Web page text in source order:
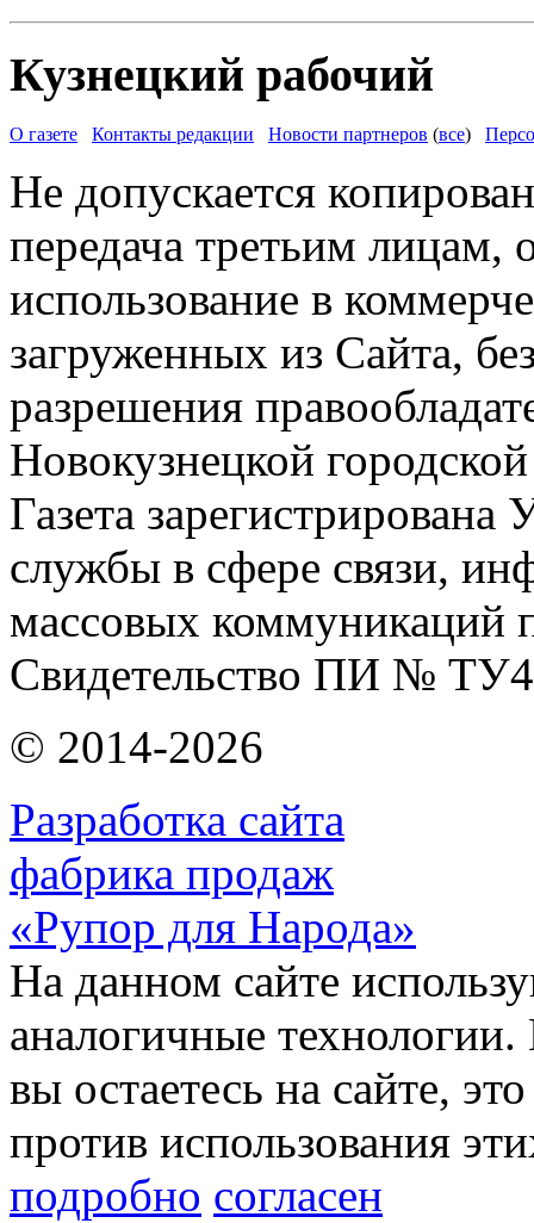
Кузнецкий рабочий
О газете Контакты редакции Новости партнеров (все)
Не допускается
передача третьим лицам,
использование в
загруженных из Сайта,
разрешения
Новокузнецкой
Газета
службы в сфере связи,
массовых коммуникаций
Свидетельство ПИ №
© 2014-2026
Разработка сайта
фабрика продаж
«Рупор для Народа»
На данном сайте
аналогичные
вы остаетесь на сайте,
против использования
подробно согласен